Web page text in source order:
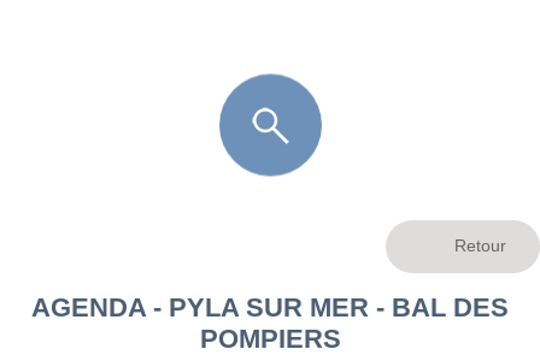
AGENDA - PYLA SUR MER - BAL DES
POMPIERS